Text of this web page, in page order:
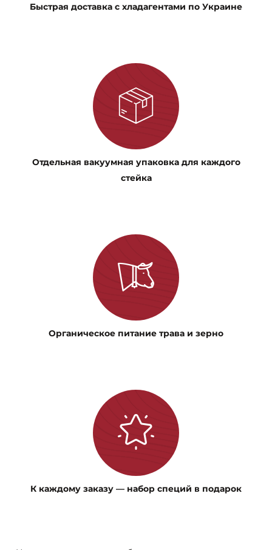
Быстрая доставка с хладагентами по Украине
Отдельная вакуумная упаковка для каждого
стейка
Органическое питание трава и зерно
К каждому заказу — набор специй в подарок